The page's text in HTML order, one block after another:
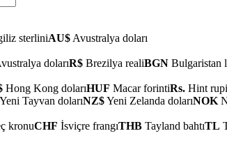
sterliniAU$ Avustralya doları
dolarıR$ Brezilya realiBGN Bulgaristan
Hong Kong dolarıHUF Macar forintiRs. Hint
Yeni Tayvan dolarıNZ$Yeni Zelanda dolarıNOK
kronuCHF İsviçre frangıTHB Tayland bahtıTL